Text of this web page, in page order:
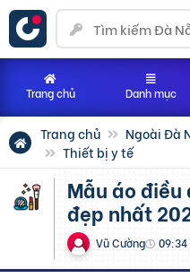
Trang chủ Ngoài Đà
Thiết bị y tế
Mẫu áo điều dưỡng thời trang,
đẹp nhất
Vũ Cường
Trang chủ Danh mục